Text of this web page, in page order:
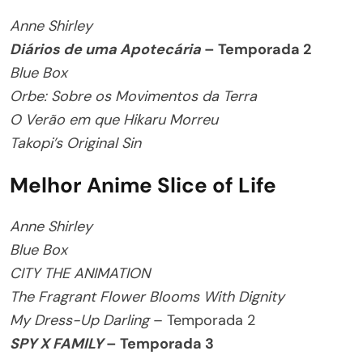
Anne Shirley
Diários de uma Apotecária – Temporada 2
Blue Box
Orbe: Sobre os Movimentos da Terra
O Verão em que Hikaru Morreu
Takopi’s Original Sin
Melhor Anime Slice of Life
Anne Shirley
Blue Box
CITY THE ANIMATION
The Fragrant Flower Blooms With Dignity
My Dress-Up Darling– Temporada 2
SPY X FAMILY– Temporada 3